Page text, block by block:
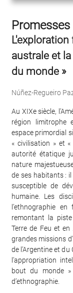
australe et
du monde »
Núñez-Regueiro
Au XIXe siècle,
région limitrophe
espace primordial
« civilisation » et
autorité étatique
nature
de ses habitants :
susceptible de
humaine. Les
l’ethnographie
remontant la
Terre de Feu et en
grandes missions
de l’Argentine et
l’appropriation
bout du monde »
d’ethnographie.